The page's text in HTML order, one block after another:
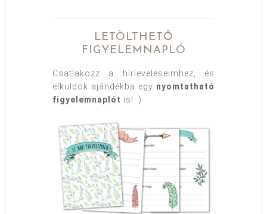
LETÖLTHETŐ
FIGYELEMNAPLÓ
Csatlakozz a hírleveleseimhez, és
elküldök ajándékba egy nyomtatható
figyelemnaplót is! :)